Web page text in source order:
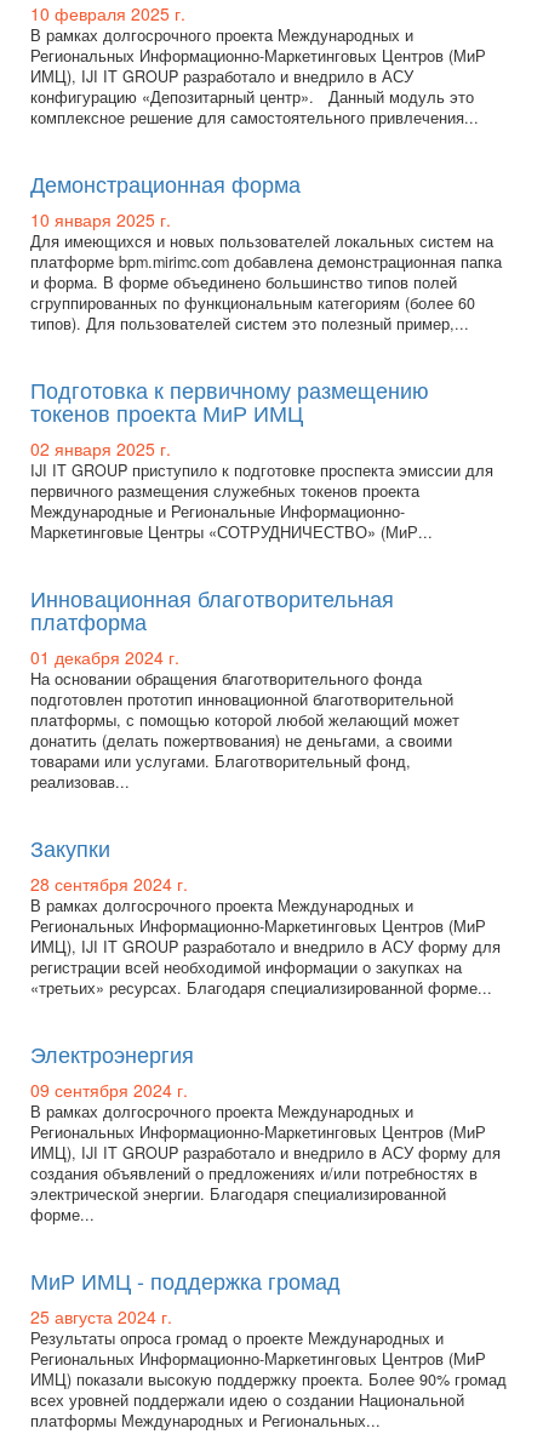
10 февраля 2025 г.
В рамках долгосрочного проекта Международных и
Региональных Информационно-Маркетинговых Центров (МиР
ИМЦ), IJI IT GROUP разработало и внедрило в АСУ
конфигурацию «Депозитарный центр». Данный модуль это
комплексное решение для самостоятельного привлечения...
Демонстрационная форма
10 января 2025 г.
Для имеющихся и новых пользователей локальных систем на
платформе bpm.mirimc.com добавлена демонстрационная папка
и форма. В форме объединено большинство типов полей
сгруппированных по функциональным категориям (более 60
типов). Для пользователей систем это полезный пример,...
Подготовка к первичному размещению
токенов проекта МиР ИМЦ
02 января 2025 г.
IJI IT GROUP приступило к подготовке проспекта эмиссии для
первичного размещения служебных токенов проекта
Международные и Региональные Информационно-
Маркетинговые Центры «СОТРУДНИЧЕСТВО» (МиР...
Инновационная благотворительная
платформа
01 декабря 2024 г.
На основании обращения благотворительного фонда
подготовлен прототип инновационной благотворительной
платформы, с помощью которой любой желающий может
донатить (делать пожертвования) не деньгами, а своими
товарами или услугами. Благотворительный фонд,
реализовав...
Закупки
28 сентября 2024 г.
В рамках долгосрочного проекта Международных и
Региональных Информационно-Маркетинговых Центров (МиР
ИМЦ), IJI IT GROUP разработало и внедрило в АСУ форму для
регистрации всей необходимой информации о закупках на
«третьих» ресурсах. Благодаря специализированной форме...
Электроэнергия
09 сентября 2024 г.
В рамках долгосрочного проекта Международных и
Региональных Информационно-Маркетинговых Центров (МиР
ИМЦ), IJI IT GROUP разработало и внедрило в АСУ форму для
создания объявлений о предложениях и/или потребностях в
электрической энергии. Благодаря специализированной
форме...
МиР ИМЦ - поддержка громад
25 августа 2024 г.
Результаты опроса громад о проекте Международных и
Региональных Информационно-Маркетинговых Центров (МиР
ИМЦ) показали высокую поддержку проекта. Более 90% громад
всех уровней поддержали идею о создании Национальной
платформы Международных и Региональных...